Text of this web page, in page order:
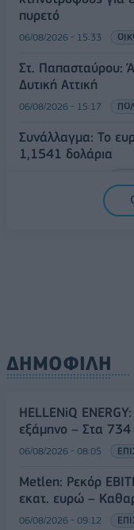
πυρετό
06/08/2026 - 15:33
Στ. Παπασταύρου:
Δυτική Αττική
06/08/2026 - 15:17
Συνάλλαγμα: Το
1,1541 δολάρια
ΔΗΜΟΦΙΛΗ
HELLENiQ
εξάμηνο – Στα
06/08/2026 - 08:05
Metlen: Ρεκόρ
εκατ. ευρώ –
06/08/2026 - 09:12